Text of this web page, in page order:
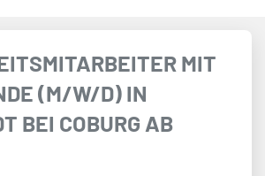
MIT
(M/W/D) IN
BEI COBURG AB